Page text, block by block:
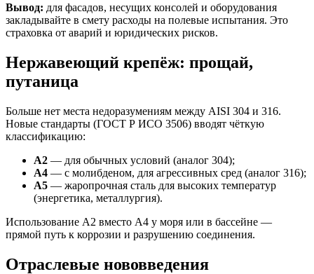
Вывод: для фасадов, несущих консолей и оборудования
закладывайте в смету расходы на полевые испытания. Это
страховка от аварий и юридических рисков.
Нержавеющий крепёж: прощай,
путаница
Больше нет места недоразумениям между AISI 304 и 316.
Новые стандарты (ГОСТ Р ИСО 3506) вводят чёткую
классификацию:
А2 — для обычных условий (аналог 304);
А4 — с молибденом, для агрессивных сред (аналог 316);
А5 — жаропрочная сталь для высоких температур
(энергетика, металлургия).
Использование А2 вместо А4 у моря или в бассейне —
прямой путь к коррозии и разрушению соединения.
Отраслевые нововведения